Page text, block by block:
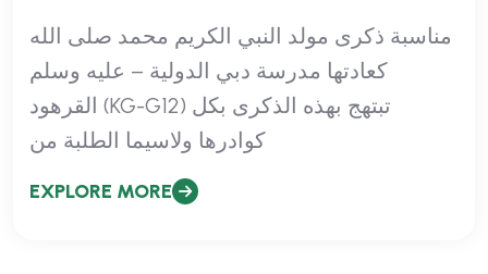
مناسبة ذكرى مولد النبي الكريم محمد صلى الله
عليه وسلم ‎كعادتها مدرسة دبي الدولية –
القرهود (KG-G12) ‎تبتهج بهذه الذكرى بكل
كوادرها ولاسيما الطلبة من
EXPLORE MORE